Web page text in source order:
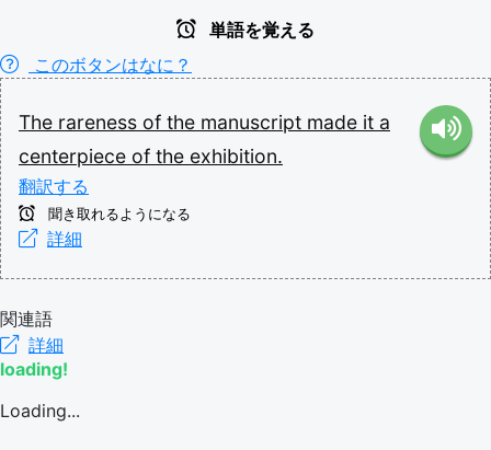
単語を覚える
このボタンはなに？
The rareness of the manuscript made it a
centerpiece of the exhibition.
翻訳する
聞き取れるようになる
詳細
関連語
詳細
loading!
Loading...